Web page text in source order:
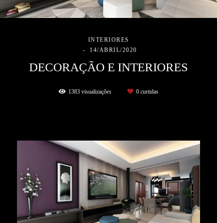
INTERIORES
14/ABRIL/2020
DECORAÇÃO E INTERIORES
1383 visualizações 0 curtidas